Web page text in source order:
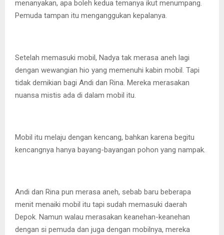
menanyakan, apa boleh kedua temanya ikut menumpang.
Pemuda tampan itu menganggukan kepalanya.
Setelah memasuki mobil, Nadya tak merasa aneh lagi
dengan wewangian hio yang memenuhi kabin mobil. Tapi
tidak demikian bagi Andi dan Rina. Mereka merasakan
nuansa mistis ada di dalam mobil itu.
Mobil itu melaju dengan kencang, bahkan karena begitu
kencangnya hanya bayang-bayangan pohon yang nampak.
Andi dan Rina pun merasa aneh, sebab baru beberapa
menit menaiki mobil itu tapi sudah memasuki daerah
Depok. Namun walau merasakan keanehan-keanehan
dengan si pemuda dan juga dengan mobilnya, mereka